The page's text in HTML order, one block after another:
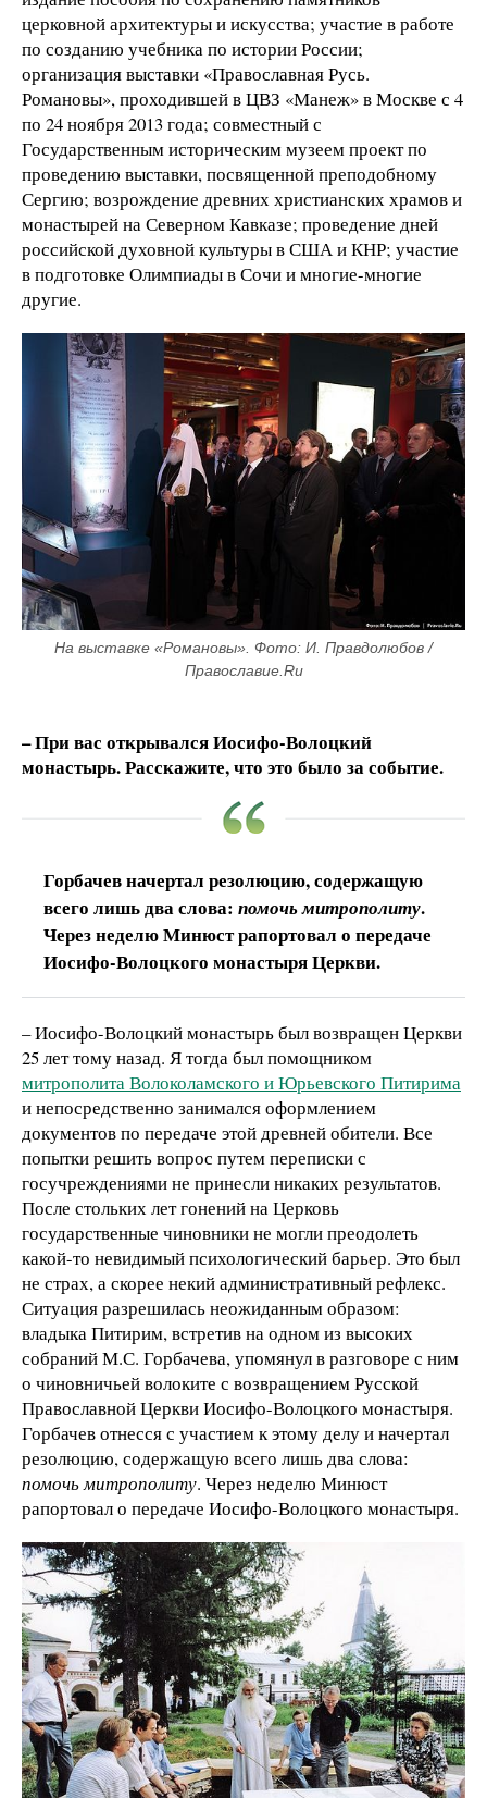
церковной архитектуры и искусства; участие в работе
по созданию учебника по истории России;
организация выставки «Православная Русь.
Романовы», проходившей в ЦВЗ «Манеж» в Москве с 4
по 24 ноября 2013 года; совместный с
Государственным историческим музеем проект по
проведению выставки, посвященной преподобному
Сергию; возрождение древних христианских храмов и
монастырей на Северном Кавказе; проведение дней
российской духовной культуры в США и КНР; участие
в подготовке Олимпиады в Сочи и многие-многие
другие.
На выставке «Романовы». Фото: И. Правдолюбов /
Православие.Ru
– При вас открывался Иосифо-Волоцкий
монастырь. Расскажите, что это было за событие.
Горбачев начертал резолюцию, содержащую
всего лишь два слова: помочь митрополиту.
Через неделю Минюст рапортовал о передаче
Иосифо-Волоцкого монастыря Церкви.
– Иосифо-Волоцкий монастырь был возвращен Церкви
25 лет тому назад. Я тогда был помощником
митрополита Волоколамского и Юрьевского Питирима
и непосредственно занимался оформлением
документов по передаче этой древней обители. Все
попытки решить вопрос путем переписки с
госучреждениями не принесли никаких результатов.
После стольких лет гонений на Церковь
государственные чиновники не могли преодолеть
какой-то невидимый психологический барьер. Это был
не страх, а скорее некий административный рефлекс.
Ситуация разрешилась неожиданным образом:
владыка Питирим, встретив на одном из высоких
собраний М.С. Горбачева, упомянул в разговоре с ним
о чиновничьей волоките с возвращением Русской
Православной Церкви Иосифо-Волоцкого монастыря.
Горбачев отнесся с участием к этому делу и начертал
резолюцию, содержащую всего лишь два слова:
помочь митрополиту. Через неделю Минюст
рапортовал о передаче Иосифо-Волоцкого монастыря.